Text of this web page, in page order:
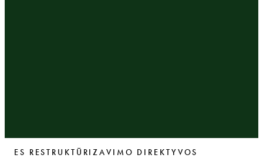
ES RESTRUKTŪRIZAVIMO DIREKTYVOS